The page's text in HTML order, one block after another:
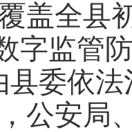
盖全县
字监管
县委依
公安局